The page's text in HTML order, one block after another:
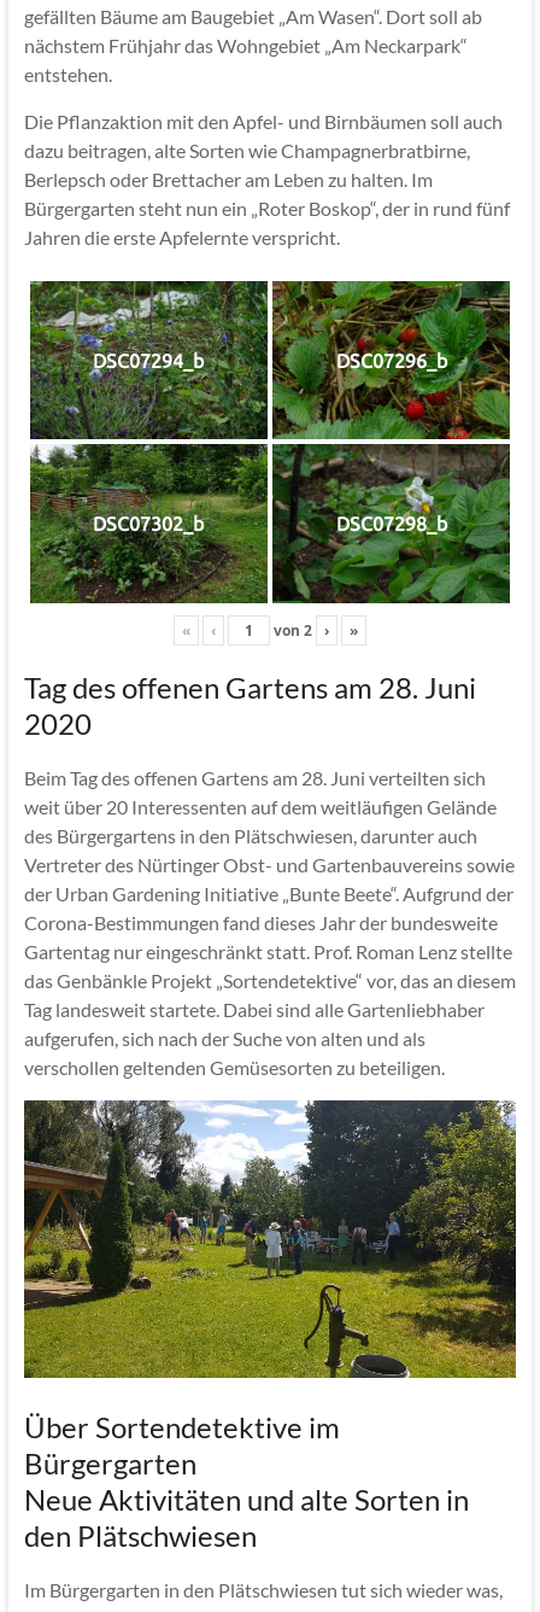
gefällten Bäume am Baugebiet „Am Wasen“. Dort soll ab
nächstem Frühjahr das Wohngebiet „Am Neckarpark“
entstehen.
Die Pflanzaktion mit den Apfel- und Birnbäumen soll auch
dazu beitragen, alte Sorten wie Champagnerbratbirne,
Berlepsch oder Brettacher am Leben zu halten. Im
Bürgergarten steht nun ein „Roter Boskop“, der in rund fünf
Jahren die erste Apfelernte verspricht.
DSC07294_b DSC07296_b
DSC07302_b DSC07298_b
« ‹ von 2 › »
Tag des offenen Gartens am 28. Juni
2020
Beim Tag des offenen Gartens am 28. Juni verteilten sich
weit über 20 Interessenten auf dem weitläufigen Gelände
des Bürgergartens in den Plätschwiesen, darunter auch
Vertreter des Nürtinger Obst- und Gartenbauvereins sowie
der Urban Gardening Initiative „Bunte Beete“. Aufgrund der
Corona-Bestimmungen fand dieses Jahr der bundesweite
Gartentag nur eingeschränkt statt. Prof. Roman Lenz stellte
das Genbänkle Projekt „Sortendetektive“ vor, das an diesem
Tag landesweit startete. Dabei sind alle Gartenliebhaber
aufgerufen, sich nach der Suche von alten und als
verschollen geltenden Gemüsesorten zu beteiligen.
Über Sortendetektive im
Bürgergarten
Neue Aktivitäten und alte Sorten in
den Plätschwiesen
Im Bürgergarten in den Plätschwiesen tut sich wieder was,